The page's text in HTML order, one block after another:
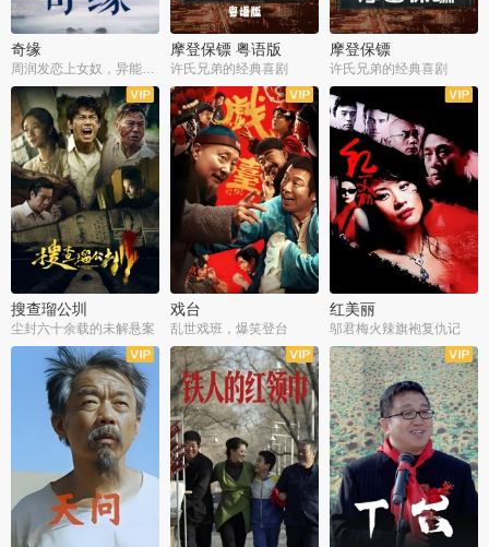
奇缘
周润发恋上女奴，异能护体战邪派
摩登保镖 粤语版
许氏兄弟的经典喜剧
摩登保镖
许氏兄弟的经典喜剧
搜查瑠公圳
尘封六十余载的未解悬案
戏台
乱世戏班，爆笑登台
红美丽
邬君梅火辣旗袍复仇记